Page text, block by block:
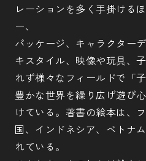
レーションを多く手掛ける
ー、
パッケージ、キャラクター
キスタイル、映像や玩具、
れず様々なフィールドで「
豊かな世界を繰り広げ遊び
けている。著書の絵本は、
国、インドネシア、ベトナ
れている。